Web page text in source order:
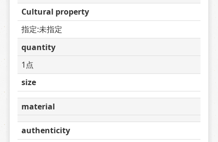
Cultural property
指定:未指定
quantity
1点
size
material
authenticity